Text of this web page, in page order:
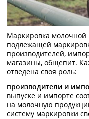
Маркировка молочной
подлежащей
производителей,
магазины, общепит.
отведена своя роль:
производители и
выпуске и импорте
на молочную
систему маркировки